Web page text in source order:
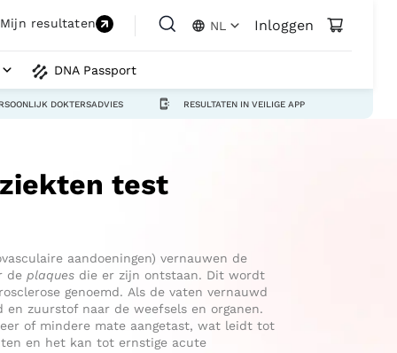
Mijn resultaten NL Inloggen
DNA Passport
DOKTERSADVIES RESULTATEN IN VEILIGE APP
test
aandoeningen) vernauwen de
de plaques die er zijn ontstaan. Dit wordt
genoemd. Als de vaten vernauwd
zuurstof naar de weefsels en organen.
of mindere mate aangetast, wat leidt tot
en het kan tot ernstige acute